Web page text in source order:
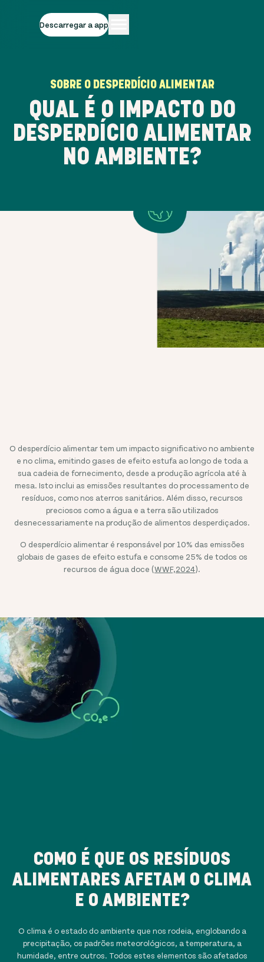
Descarregar a app
SOBRE O DESPERDÍCIO ALIMENTAR
QUAL É O IMPACTO DO
DESPERDÍCIO ALIMENTAR
NO AMBIENTE?
O desperdício alimentar tem um impacto significativo no ambiente
e no clima, emitindo gases de efeito estufa ao longo de toda a
sua cadeia de fornecimento, desde a produção agrícola até à
mesa. Isto inclui as emissões resultantes do processamento de
resíduos, como nos aterros sanitários. Além disso, recursos
preciosos como a água e a terra são utilizados
desnecessariamente na produção de alimentos desperdiçados.
O desperdício alimentar é responsável por 10% das emissões
globais de gases de efeito estufa e consome 25% de todos os
recursos de água doce (WWF,2024).
COMO É QUE OS RESÍDUOS
ALIMENTARES AFETAM O CLIMA
E O AMBIENTE?
O clima é o estado do ambiente que nos rodeia, englobando a
precipitação, os padrões meteorológicos, a temperatura, a
humidade, entre outros. Todos estes elementos são afetados